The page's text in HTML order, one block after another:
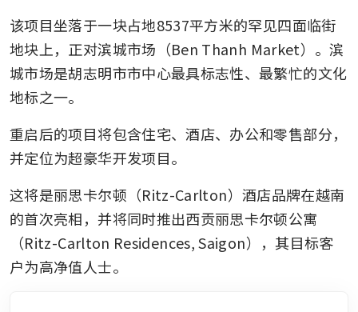
该项目坐落于一块占地8537平方米的罕见四面临街
地块上，正对滨城市场（Ben Thanh Market）。滨
城市场是胡志明市市中心最具标志性、最繁忙的文化
地标之一。
重启后的项目将包含住宅、酒店、办公和零售部分，
并定位为超豪华开发项目。
这将是丽思卡尔顿（Ritz-Carlton）酒店品牌在越南
的首次亮相，并将同时推出西贡丽思卡尔顿公寓
（Ritz-Carlton Residences, Saigon），其目标客
户为高净值人士。